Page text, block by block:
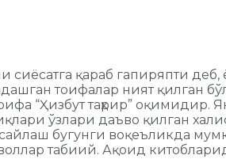
қараб гапиряпти деб,
тоифалар ният қилган
“Ҳизбут таҳрир” оқимидир.
ўзлари даъво қилган
сайлаш бугунги воқеъликда
табиий. Ақоид